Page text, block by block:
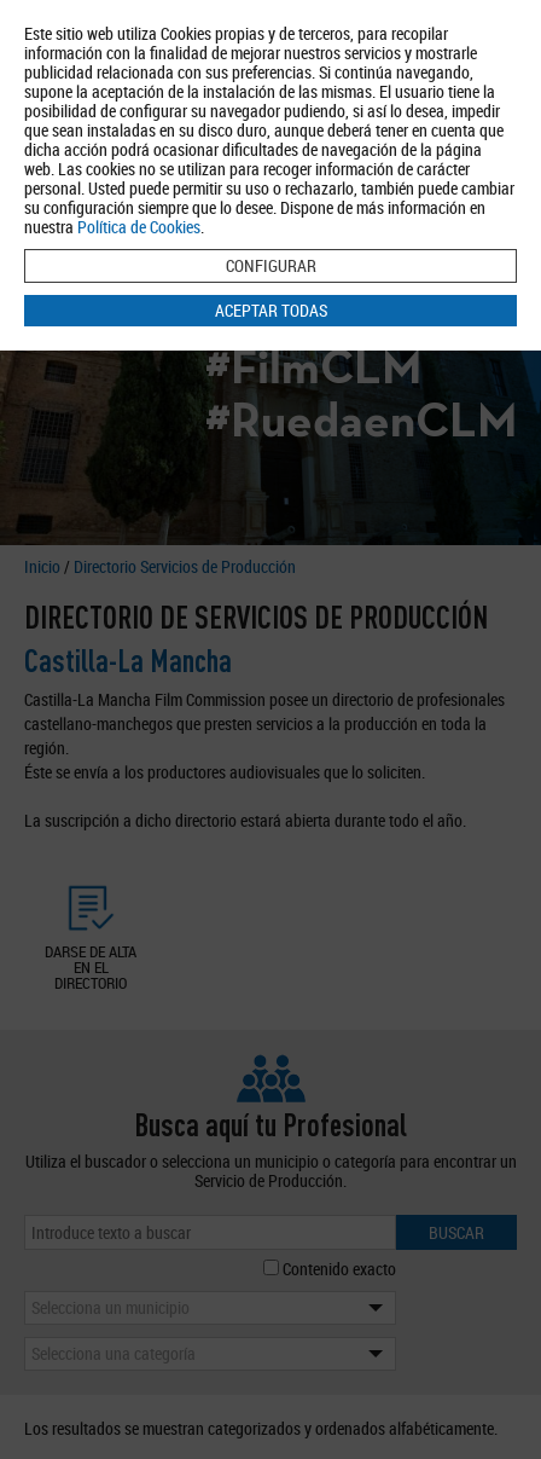
Este sitio web utiliza Cookies propias y de terceros, para recopilar
información con la finalidad de mejorar nuestros servicios y mostrarle
publicidad relacionada con sus preferencias. Si continúa navegando,
supone la aceptación de la instalación de las mismas. El usuario tiene la
posibilidad de configurar su navegador pudiendo, si así lo desea, impedir
que sean instaladas en su disco duro, aunque deberá tener en cuenta que
dicha acción podrá ocasionar dificultades de navegación de la página
web. Las cookies no se utilizan para recoger información de carácter
personal. Usted puede permitir su uso o rechazarlo, también puede cambiar
su configuración siempre que lo desee. Dispone de más información en
nuestra Política de Cookies.
CONFIGURAR
ACEPTAR TODAS
Quiénes somos Turismo Política de Privacidad Aviso Legal
Política de Cookies
BUSCAR
#FilmCLM
#RuedaenCLM
Inicio / Directorio Servicios de Producción
DIRECTORIO DE SERVICIOS DE PRODUCCIÓN
Castilla-La Mancha
Castilla-La Mancha Film Commission posee un directorio de profesionales
castellano-manchegos que presten servicios a la producción en toda la
región.
Éste se envía a los productores audiovisuales que lo soliciten.
La suscripción a dicho directorio estará abierta durante todo el año.
DARSE DE ALTA
EN EL
DIRECTORIO
Busca aquí tu Profesional
Utiliza el buscador o selecciona un municipio o categoría para encontrar un
Servicio de Producción.
BUSCAR
Contenido exacto
Selecciona un municipio
Selecciona una categoría
Los resultados se muestran categorizados y ordenados alfabéticamente.